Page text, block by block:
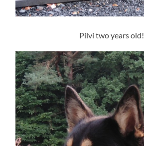
Pilvi two years old!